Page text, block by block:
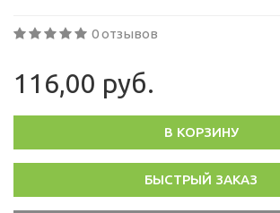
0 отзывов
116,00 руб.
В КОРЗИНУ
БЫСТРЫЙ ЗАКАЗ